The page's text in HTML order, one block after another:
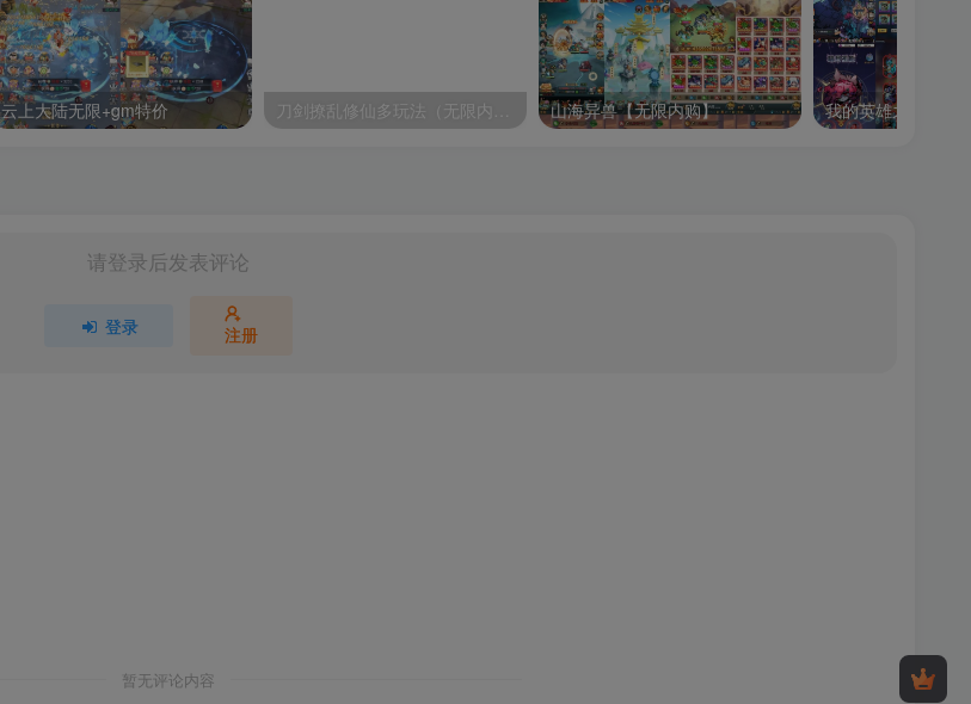
云上大陆无限+gm特价 山海异兽【无限内购】
请登录后发表评论
登录 注册
暂无评论内容